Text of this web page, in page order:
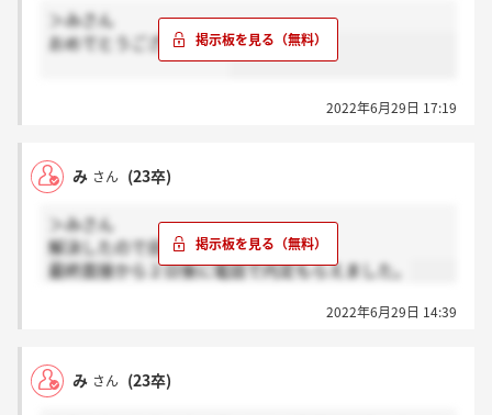
ほとんどの方はその場で内定を貰えるみたいなので、
落ちたかと思いましたが、2日後に電話で連絡が来ま
した。
期なのでそんなに期限はなさそうな感じでした。
＞みさん
おめでとうございます！
2022年6月29日 17:19
み さん (23卒)
＞みさん
解決したので自分で返信します。
最終面接から２日後に電話で内定もらえました。
2022年6月29日 14:39
み さん (23卒)